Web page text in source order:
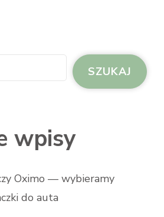
SZUKAJ
wpisy
Oximo — wybieramy
do auta